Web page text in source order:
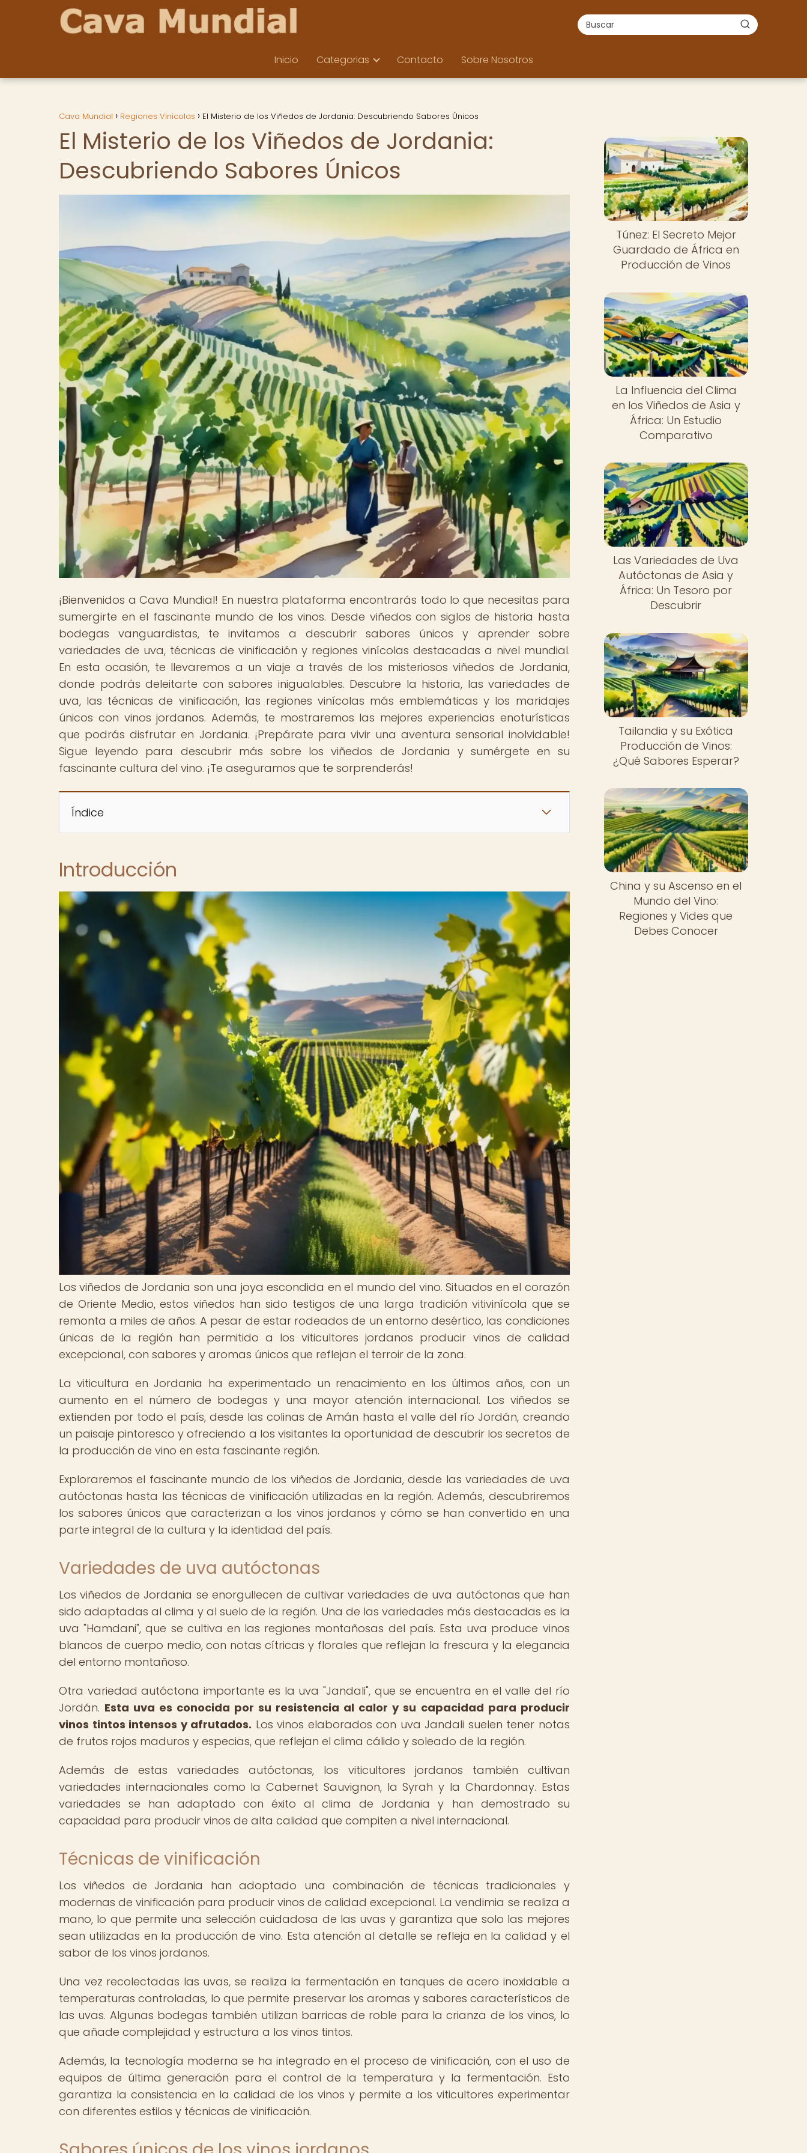
Inicio Categorias Contacto Sobre Nosotros
Cava Mundial Regiones Vinícolas El Misterio de los Viñedos de Jordania: Descubriendo Sabores Únicos
El Misterio de los Viñedos de Jordania:
Descubriendo Sabores Únicos
¡Bienvenidos a Cava Mundial! En nuestra plataforma encontrarás todo lo que necesitas para
sumergirte en el fascinante mundo de los vinos. Desde viñedos con siglos de historia hasta
bodegas vanguardistas, te invitamos a descubrir sabores únicos y aprender sobre
variedades de uva, técnicas de vinificación y regiones vinícolas destacadas a nivel mundial.
En esta ocasión, te llevaremos a un viaje a través de los misteriosos viñedos de Jordania,
donde podrás deleitarte con sabores inigualables. Descubre la historia, las variedades de
uva, las técnicas de vinificación, las regiones vinícolas más emblemáticas y los maridajes
únicos con vinos jordanos. Además, te mostraremos las mejores experiencias enoturísticas
que podrás disfrutar en Jordania. ¡Prepárate para vivir una aventura sensorial inolvidable!
Sigue leyendo para descubrir más sobre los viñedos de Jordania y sumérgete en su
fascinante cultura del vino. ¡Te aseguramos que te sorprenderás!
Índice
Introducción
Los viñedos de Jordania son una joya escondida en el mundo del vino. Situados en el corazón
de Oriente Medio, estos viñedos han sido testigos de una larga tradición vitivinícola que se
remonta a miles de años. A pesar de estar rodeados de un entorno desértico, las condiciones
únicas de la región han permitido a los viticultores jordanos producir vinos de calidad
excepcional, con sabores y aromas únicos que reflejan el terroir de la zona.
La viticultura en Jordania ha experimentado un renacimiento en los últimos años, con un
aumento en el número de bodegas y una mayor atención internacional. Los viñedos se
extienden por todo el país, desde las colinas de Amán hasta el valle del río Jordán, creando
un paisaje pintoresco y ofreciendo a los visitantes la oportunidad de descubrir los secretos de
la producción de vino en esta fascinante región.
Exploraremos el fascinante mundo de los viñedos de Jordania, desde las variedades de uva
autóctonas hasta las técnicas de vinificación utilizadas en la región. Además, descubriremos
los sabores únicos que caracterizan a los vinos jordanos y cómo se han convertido en una
parte integral de la cultura y la identidad del país.
Variedades de uva autóctonas
Los viñedos de Jordania se enorgullecen de cultivar variedades de uva autóctonas que han
sido adaptadas al clima y al suelo de la región. Una de las variedades más destacadas es la
uva "Hamdani", que se cultiva en las regiones montañosas del país. Esta uva produce vinos
blancos de cuerpo medio, con notas cítricas y florales que reflejan la frescura y la elegancia
del entorno montañoso.
Otra variedad autóctona importante es la uva "Jandali", que se encuentra en el valle del río
Jordán. Esta uva es conocida por su resistencia al calor y su capacidad para producir
vinos tintos intensos y afrutados. Los vinos elaborados con uva Jandali suelen tener notas
de frutos rojos maduros y especias, que reflejan el clima cálido y soleado de la región.
Además de estas variedades autóctonas, los viticultores jordanos también cultivan
variedades internacionales como la Cabernet Sauvignon, la Syrah y la Chardonnay. Estas
variedades se han adaptado con éxito al clima de Jordania y han demostrado su
capacidad para producir vinos de alta calidad que compiten a nivel internacional.
Técnicas de vinificación
Los viñedos de Jordania han adoptado una combinación de técnicas tradicionales y
modernas de vinificación para producir vinos de calidad excepcional. La vendimia se realiza a
mano, lo que permite una selección cuidadosa de las uvas y garantiza que solo las mejores
sean utilizadas en la producción de vino. Esta atención al detalle se refleja en la calidad y el
sabor de los vinos jordanos.
Una vez recolectadas las uvas, se realiza la fermentación en tanques de acero inoxidable a
temperaturas controladas, lo que permite preservar los aromas y sabores característicos de
las uvas. Algunas bodegas también utilizan barricas de roble para la crianza de los vinos, lo
que añade complejidad y estructura a los vinos tintos.
Además, la tecnología moderna se ha integrado en el proceso de vinificación, con el uso de
equipos de última generación para el control de la temperatura y la fermentación. Esto
garantiza la consistencia en la calidad de los vinos y permite a los viticultores experimentar
con diferentes estilos y técnicas de vinificación.
Túnez: El Secreto Mejor
Guardado de África en
Producción de Vinos
La Influencia del Clima
en los Viñedos de Asia y
África: Un Estudio
Comparativo
Las Variedades de Uva
Autóctonas de Asia y
África: Un Tesoro por
Descubrir
Tailandia y su Exótica
Producción de Vinos:
¿Qué Sabores Esperar?
China y su Ascenso en el
Mundo del Vino:
Regiones y Vides que
Debes Conocer